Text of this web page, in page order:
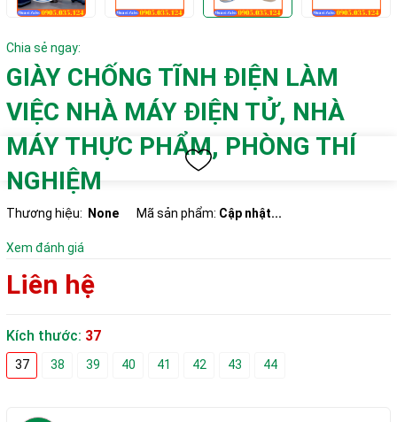
Chia sẻ ngay:
GIÀY CHỐNG TĨNH ĐIỆN LÀM
VIỆC NHÀ MÁY ĐIỆN TỬ, NHÀ
MÁY THỰC PHẨM, PHÒNG THÍ
NGHIỆM
Thương hiệu: None Mã sản phẩm: Cập nhật...
Xem đánh giá
Liên hệ
Kích thước: 37
37 38 39 40 41 42 43 44